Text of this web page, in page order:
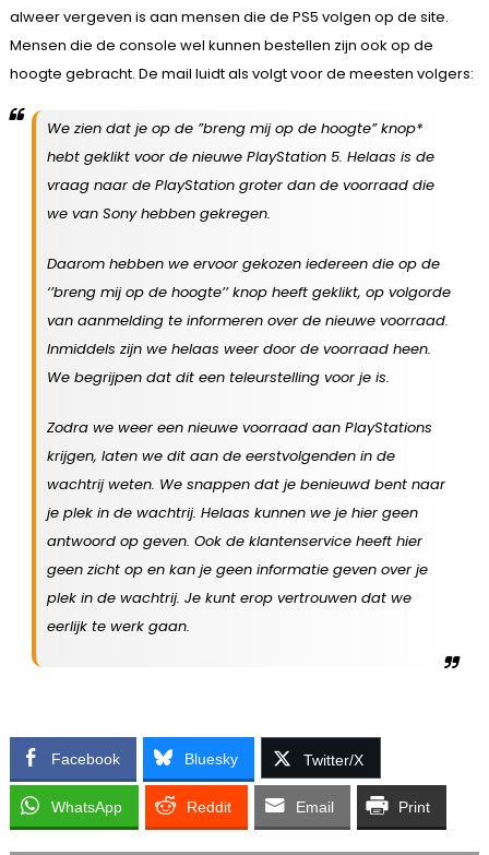
alweer vergeven is aan mensen die de PS5 volgen op de site.
Mensen die de console wel kunnen bestellen zijn ook op de
hoogte gebracht. De mail luidt als volgt voor de meesten volgers:
We zien dat je op de ”breng mij op de hoogte” knop*
hebt geklikt voor de nieuwe PlayStation 5. Helaas is de
vraag naar de PlayStation groter dan de voorraad die
we van Sony hebben gekregen.
Daarom hebben we ervoor gekozen iedereen die op de
‘’breng mij op de hoogte’’ knop heeft geklikt, op volgorde
van aanmelding te informeren over de nieuwe voorraad.
Inmiddels zijn we helaas weer door de voorraad heen.
We begrijpen dat dit een teleurstelling voor je is.
Zodra we weer een nieuwe voorraad aan PlayStations
krijgen, laten we dit aan de eerstvolgenden in de
wachtrij weten. We snappen dat je benieuwd bent naar
je plek in de wachtrij. Helaas kunnen we je hier geen
antwoord op geven. Ook de klantenservice heeft hier
geen zicht op en kan je geen informatie geven over je
plek in de wachtrij. Je kunt erop vertrouwen dat we
eerlijk te werk gaan.
Facebook Bluesky Twitter/X
WhatsApp Reddit Email Print